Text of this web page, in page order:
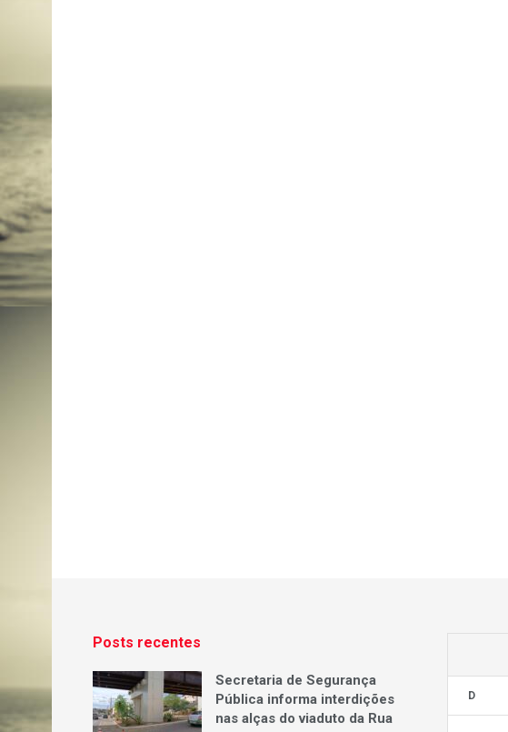
Posts recentes
Secretaria de Segurança
Pública informa interdições
nas alças do viaduto da Rua
D